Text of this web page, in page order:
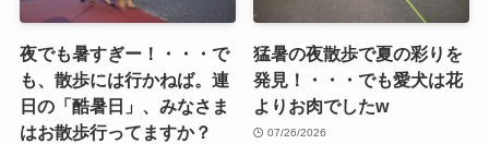
夜でも暑すぎー！・・・で
も、散歩には行かねば。連
日の「酷暑日」、みなさま
はお散歩行ってますか？
猛暑の夜散歩で夏の彩りを
発見！・・・でも愛犬は花
よりお肉でしたw
07/26/2026